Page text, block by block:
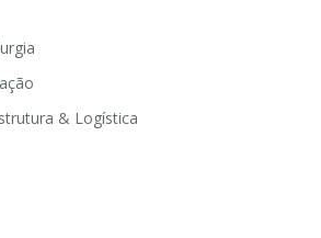
& Logística